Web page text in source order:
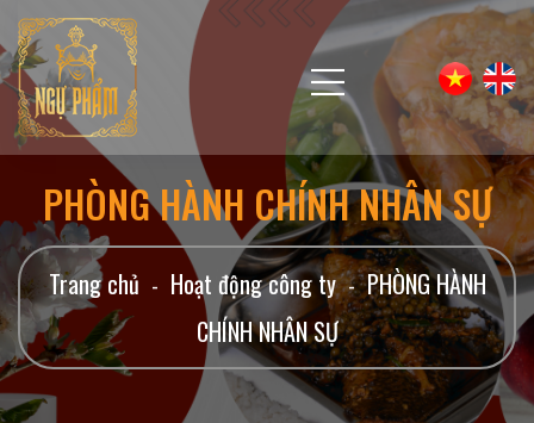
PHÒNG HÀNH CHÍNH NHÂN SỰ
Trang chủ - Hoạt động công ty - PHÒNG HÀNH
CHÍNH NHÂN SỰ